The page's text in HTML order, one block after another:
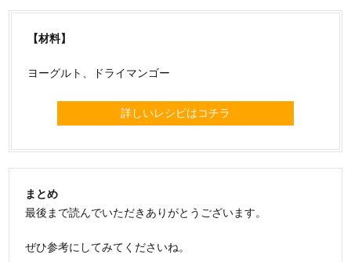
【材料】
ヨーグルト、ドライマンゴー
詳しいレシピはコチラ
まとめ
最後まで読んでいただきありがとうございます。
ぜひ参考にしてみてくださいね。